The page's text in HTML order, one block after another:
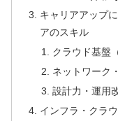
キャリアアップ
アのスキル
クラウド基盤
ネットワーク
設計力・運用
インフラ・クラ